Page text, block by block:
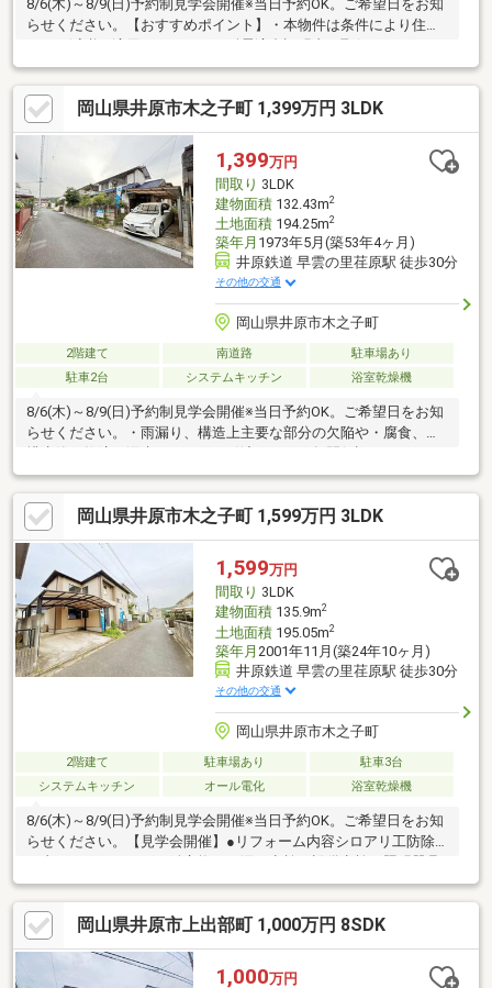
8/6(木)～8/9(日)予約制見学会開催※当日予約OK。ご希望日をお知
らせください。【おすすめポイント】・本物件は条件により住宅
別途費用）、条件により住宅ローン減税や不動産取得税減税の対
象になります。・雨漏り、構造上主要な部分の欠陥や・腐食、給
排水管の故障や漏水についてお引渡しより２年間保証。・シロア
リ防除工事施工後5年間保証。
岡山県井原市木之子町 1,399万円 3LDK
1,399万円
間取り 3LDK
建物面積132.43m2
土地面積194.25m2
築年月 1973年5月(築53年4ヶ月)
井原鉄道 早雲の里荏原駅 徒歩30分
その他の交通
岡山県井原市木之子町
2階建て 南道路
駐車場あり
駐車2台
システムキッチン 浴室乾燥機
8/6(木)～8/9(日)予約制見学会開催※当日予約OK。ご希望日をお知
らせください。・雨漏り、構造上主要な部分の欠陥や・腐食、給
リ防除工事施工後5年間保証。・耐震適合証明書を取得すれば（要
別途費用）、条件により住宅ローン減税や不動産取得税減税の対
象になります。・本物件は条件により住宅ローン減税が適用され
ます。
岡山県井原市木之子町 1,599万円 3LDK
1,599万円
間取り 3LDK
建物面積135.9m2
土地面積195.05m2
築年月 2001年11月(築24年10ヶ月)
井原鉄道 早雲の里荏原駅 徒歩30分
その他の交通
岡山県井原市木之子町
2階建て 駐車場あり
駐車3台
システムキッチン
オール電化 浴室乾燥機
8/6(木)～8/9(日)予約制見学会開催※当日予約OK。ご希望日をお知
らせください。【見学会開催】●リフォーム内容シロアリ工防除
交換、外壁塗装・雨漏り、構造上主要な部分の欠陥や・腐食、給
排水管の故障や漏水についてお引渡しより２年間保証。・シロア
リ防除工事施工後5年間保証。・お客様に合わせたローンの組み方
や金融機関をご提案。住宅ローンが初めての方でもお気軽にご相
談ください。
岡山県井原市上出部町 1,000万円 8SDK
1,000万円